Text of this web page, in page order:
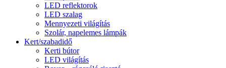
LED reflektorok
LED szalag
Mennyezeti világítás
Szolár, napelemes lámpák
Kert/szabadidő
Kerti bútor
LED világítás